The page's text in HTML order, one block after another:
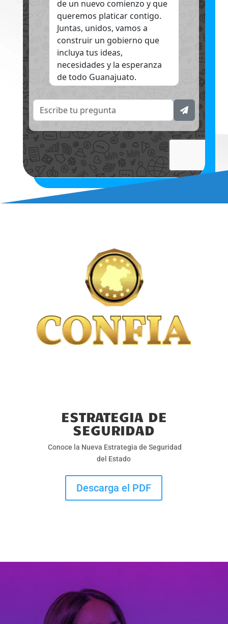
ESTRATEGIA DE
SEGURIDAD
Conoce la Nueva Estrategia de Seguridad
del Estado
Descarga el PDF